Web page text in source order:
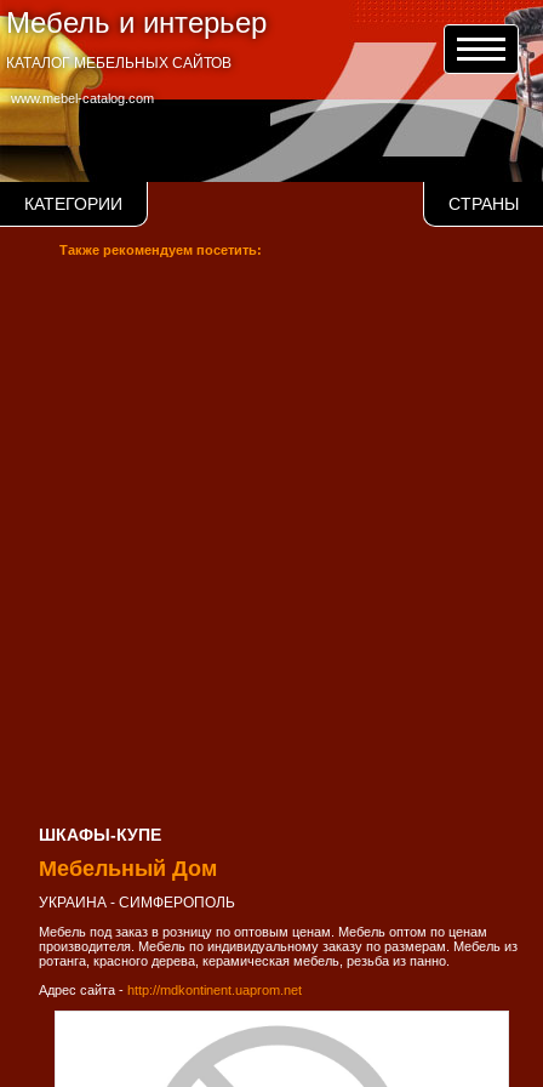
Мебель и интерьер
www.mebel-catalog.com
КАТАЛОГ МЕБЕЛЬНЫХ САЙТОВ
КАТЕГОРИИ СТРАНЫ
Также рекомендуем посетить:
ШКАФЫ-КУПЕ
Мебельный Дом
УКРАИНА - СИМФЕРОПОЛЬ
Мебель под заказ в розницу по оптовым ценам. Мебель оптом по ценам
производителя. Мебель по индивидуальному заказу по размерам. Мебель из
ротанга, красного дерева, керамическая мебель, резьба из панно.
Адрес сайта - http://mdkontinent.uaprom.net